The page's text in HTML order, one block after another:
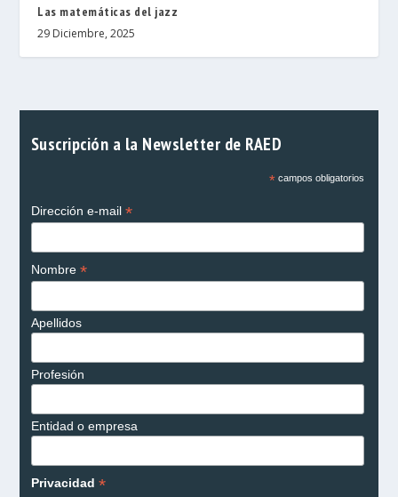
Las matemáticas del jazz
29 Diciembre, 2025
Suscripción a la Newsletter de RAED
*campos obligatorios
Dirección e-mail *
Nombre *
Apellidos
Profesión
Entidad o empresa
Privacidad *